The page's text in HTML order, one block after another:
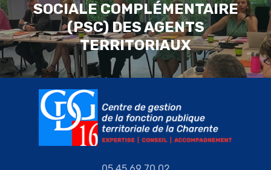
SOCIALE COMPLÉMENTAIRE
(PSC) DES AGENTS
TERRITORIAUX